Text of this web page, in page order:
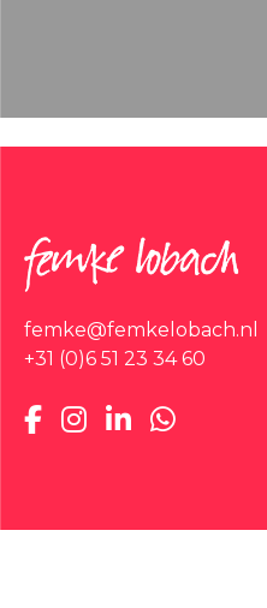
femke@femkelobach.nl
+31 (0)6 51 23 34 60